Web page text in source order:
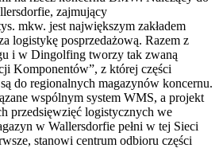
zajmujący
mkw. jest największym zakładem
logistykę posprzedażową. Razem z
i w Dingolfing tworzy tak zwaną
Komponentów”, z której części
do regionalnych magazynów koncernu.
wspólnym system WMS, a projekt
przedsięwzięć logistycznych we
w Wallersdorfie pełni w tej Sieci
stanowi centrum odbioru części